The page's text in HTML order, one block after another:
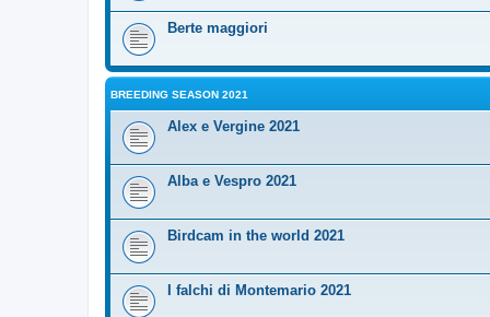
Berte maggiori
BREEDING SEASON 2021
Alex e Vergine 2021
Alba e Vespro 2021
Birdcam in the world 2021
I falchi di Montemario 2021